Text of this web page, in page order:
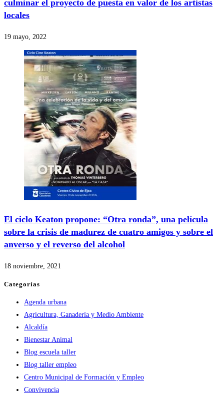
culminar el proyecto de puesta en valor de los artistas
locales
19 mayo, 2022
El ciclo Keaton propone: “Otra ronda”, una película
sobre la crisis de madurez de cuatro amigos y sobre el
anverso y el reverso del alcohol
18 noviembre, 2021
Categorías
Agenda urbana
Agricultura, Ganadería y Medio Ambiente
Alcaldía
Bienestar Animal
Blog escuela taller
Blog taller empleo
Centro Municipal de Formación y Empleo
Convivencia